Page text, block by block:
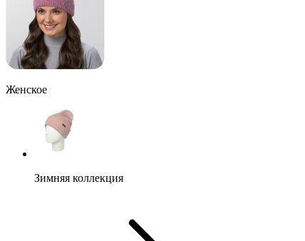
Женское
Зимняя коллекция